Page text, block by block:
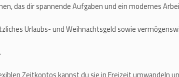
das dir spannende Aufgaben und ein modernes
Urlaubs- und Weihnachtsgeld sowie